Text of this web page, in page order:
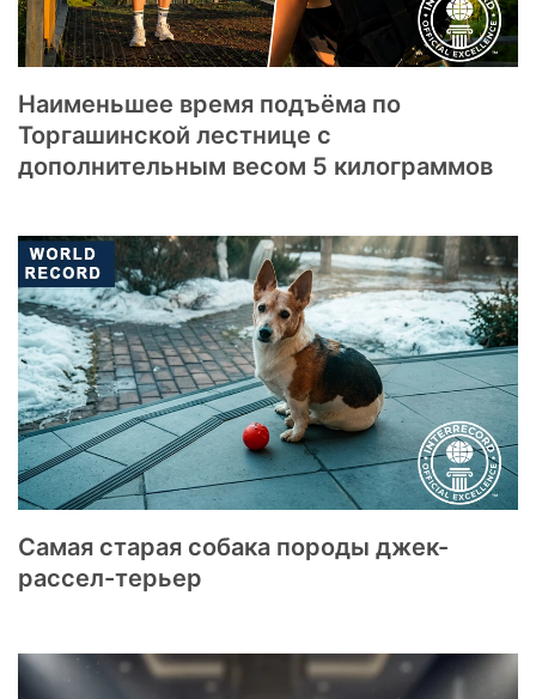
Наименьшее время подъёма по
Торгашинской лестнице с
дополнительным весом 5 килограммов
Самая старая собака породы джек-
рассел-терьер